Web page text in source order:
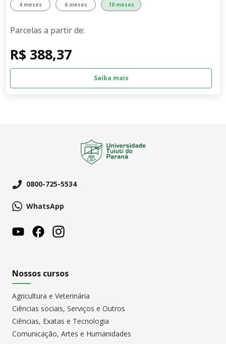
4 meses 6 meses 10 meses
Parcelas a partir de:
R$ 388,37
Saiba mais
0800-725-5534
WhatsApp
Nossos cursos
Agricultura e Veterinária
Ciências sociais, Serviços e Outros
Ciências, Exatas e Tecnologia
Comunicação, Artes e Humanidades